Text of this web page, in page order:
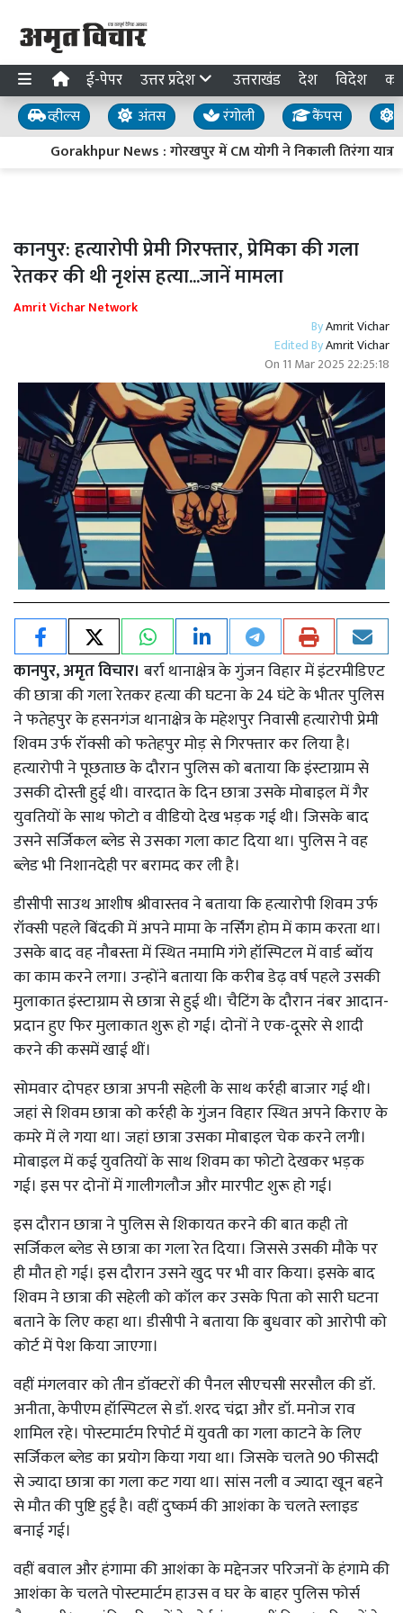
ई-पेपर उत्तर प्रदेश उत्तराखंड देश विदेश
व्हील्स अंतस रंगोली कैंपस
Gorakhpur News : गोरखपुर में CM योगी ने निकाली तिरंगा
कानपुर: हत्यारोपी प्रेमी गिरफ्तार, प्रेमिका की गला
रेतकर की थी नृशंस हत्या...जानें मामला
Amrit Vichar Network
ByAmrit Vichar
Edited ByAmrit Vichar
On 11 Mar 2025 22:25:18
कानपुर, अमृत विचार। बर्रा थानाक्षेत्र के गुंजन विहार में इंटरमीडिएट
की छात्रा की गला रेतकर हत्या की घटना के 24 घंटे के भीतर पुलिस
ने फतेहपुर के हसनगंज थानाक्षेत्र के महेशपुर निवासी हत्यारोपी प्रेमी
शिवम उर्फ रॉक्सी को फतेहपुर मोड़ से गिरफ्तार कर लिया है।
हत्यारोपी ने पूछताछ के दौरान पुलिस को बताया कि इंस्टाग्राम से
उसकी दोस्ती हुई थी। वारदात के दिन छात्रा उसके मोबाइल में गैर
युवतियों के साथ फोटो व वीडियो देख भड़क गई थी। जिसके बाद
उसने सर्जिकल ब्लेड से उसका गला काट दिया था। पुलिस ने वह
ब्लेड भी निशानदेही पर बरामद कर ली है।
डीसीपी साउथ आशीष श्रीवास्तव ने बताया कि हत्यारोपी शिवम उर्फ
रॉक्सी पहले बिंदकी में अपने मामा के नर्सिंग होम में काम करता था।
उसके बाद वह नौबस्ता में स्थित नमामि गंगे हॉस्पिटल में वार्ड ब्वॉय
का काम करने लगा। उन्होंने बताया कि करीब डेढ़ वर्ष पहले उसकी
मुलाकात इंस्टाग्राम से छात्रा से हुई थी। चैटिंग के दौरान नंबर आदान-
प्रदान हुए फिर मुलाकात शुरू हो गई। दोनों ने एक-दूसरे से शादी
करने की कसमें खाई थीं।
सोमवार दोपहर छात्रा अपनी सहेली के साथ कर्रही बाजार गई थी।
जहां से शिवम छात्रा को कर्रही के गुंजन विहार स्थित अपने किराए के
कमरे में ले गया था। जहां छात्रा उसका मोबाइल चेक करने लगी।
मोबाइल में कई युवतियों के साथ शिवम का फोटो देखकर भड़क
गई। इस पर दोनों में गालीगलौज और मारपीट शुरू हो गई।
इस दौरान छात्रा ने पुलिस से शिकायत करने की बात कही तो
सर्जिकल ब्लेड से छात्रा का गला रेत दिया। जिससे उसकी मौके पर
ही मौत हो गई। इस दौरान उसने खुद पर भी वार किया। इसके बाद
शिवम ने छात्रा की सहेली को कॉल कर उसके पिता को सारी घटना
बताने के लिए कहा था। डीसीपी ने बताया कि बुधवार को आरोपी को
कोर्ट में पेश किया जाएगा।
वहीं मंगलवार को तीन डॉक्टरों की पैनल सीएचसी सरसौल की डॉ.
अनीता, केपीएम हॉस्पिटल से डॉ. शरद चंद्रा और डॉ. मनोज राव
शामिल रहे। पोस्टमार्टम रिपोर्ट में युवती का गला काटने के लिए
सर्जिकल ब्लेड का प्रयोग किया गया था। जिसके चलते 90 फीसदी
से ज्यादा छात्रा का गला कट गया था। सांस नली व ज्यादा खून बहने
से मौत की पुष्टि हुई है। वहीं दुष्कर्म की आशंका के चलते स्लाइड
बनाई गई।
वहीं बवाल और हंगामा की आशंका के मद्देनजर परिजनों के हंगामे की
आशंका के चलते पोस्टमार्टम हाउस व घर के बाहर पुलिस फोर्स